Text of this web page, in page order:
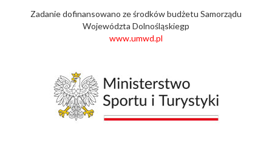
Zadanie dofinansowano ze środków budżetu Samorządu
Województa Dolnośląskiegp
www.umwd.pl